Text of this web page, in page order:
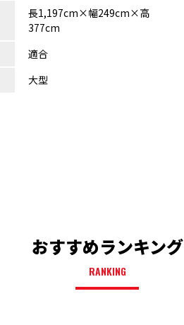
長1,197cm×幅249cm×高
377cm
適合
大型
おすすめランキング
RANKING